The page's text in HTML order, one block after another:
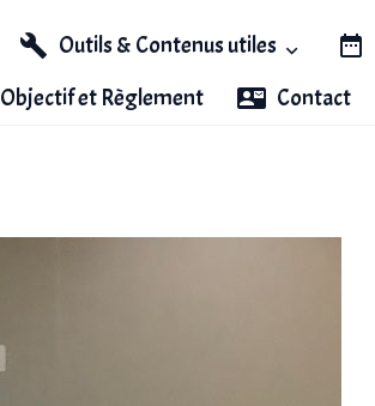
Outils & Contenus utiles
Objectif et Règlement
Contact